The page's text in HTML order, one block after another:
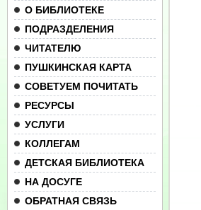
О БИБЛИОТЕКЕ
ПОДРАЗДЕЛЕНИЯ
ЧИТАТЕЛЮ
ПУШКИНСКАЯ КАРТА
СОВЕТУЕМ ПОЧИТАТЬ
РЕСУРСЫ
УСЛУГИ
КОЛЛЕГАМ
ДЕТСКАЯ БИБЛИОТЕКА
НА ДОСУГЕ
ОБРАТНАЯ СВЯЗЬ